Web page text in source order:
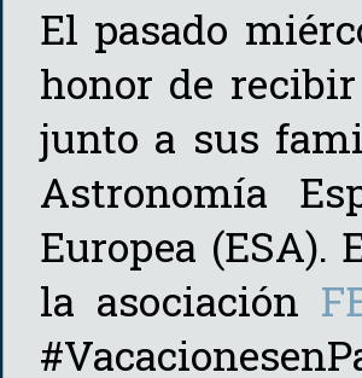
El pasado
honor de
junto a sus
Astronomía
Europea (ESA).
la asociación